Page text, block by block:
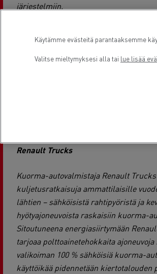
järjestelmiin.
kuormasekoittajabetonipumput,
betonipumput, betonin
kierrätyslaitokset, teollisuuspumpit
Renault Trucks
Kuorma-autovalmistaja Renault
kuljetusratkaisuja ammattilaisille
lähtien – sähköisistä rahtipyöristä ja
hyötyajoneuvoista raskaisiin kuorma-
Sitoutuneena energiasiirtymään
tarjoaa polttoainetehokkaita ajoneuvoja
valikoiman 100 % sähköisiä kuorma-
käyttöikää pidennetään kiertotalouden
Käytämme evästeitä parantaaksemme
Valitse mieltymyksesi alla tai lue lisää